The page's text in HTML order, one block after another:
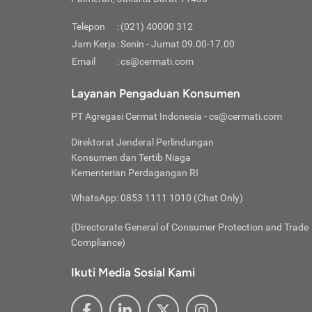
rendah
Jika
Kredit
Telepon :(021) 40000 312
Jam Kerja :Senin - Jumat 09.00-17.00
Email
:cs@cermati.com
Layanan Pengaduan Konsumen
PT Agregasi Cermat Indonesia - cs@cermati.com
Direktorat Jenderal Perlindungan
Konsumen dan Tertib Niaga
Kementerian Perdagangan RI
WhatsApp: 0853 1111 1010 (Chat Only)
(Directorate General of Consumer Protection and Trade
Compliance)
Ikuti Media Sosial Kami